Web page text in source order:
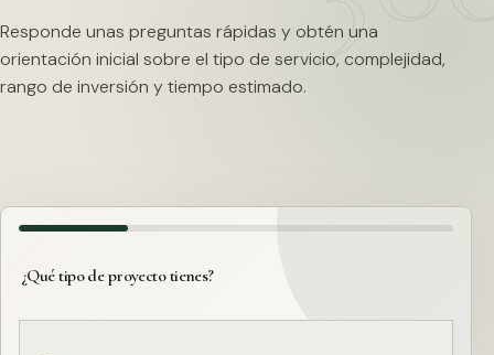
Responde unas preguntas rápidas y obtén una
orientación inicial sobre el tipo de servicio, complejidad,
rango de inversión y tiempo estimado.
¿Qué tipo de proyecto tienes?